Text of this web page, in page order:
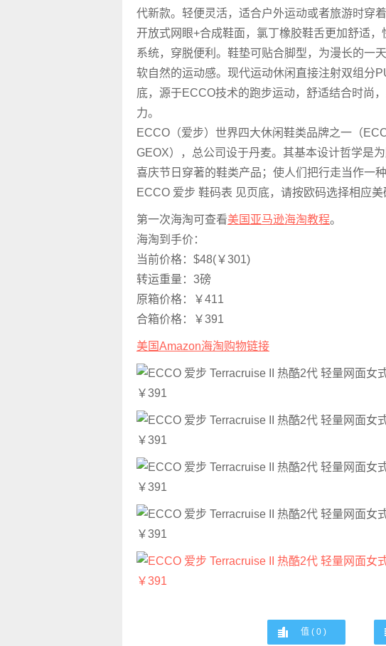
代新款。轻便灵活，适合户外运动或者旅游时穿
开放式网眼+合成鞋面，氯丁橡胶鞋舌更加舒适，
系统，穿脱便利。鞋垫可贴合脚型，为漫长的一
软自然的运动感。现代运动休闲直接注射双组分
底，源于ECCO技术的跑步运动，舒适结合时尚
力。
ECCO（爱步）世界四大休闲鞋类品牌之一（
GEOX），总公司设于丹麦。其基本设计哲学是
喜庆节日穿著的鞋类产品；使人们把行走当作一种
ECCO 爱步 鞋码表 见页底，请按欧码选择相应美
第一次海淘可查看美国亚马逊海淘教程。
海淘到手价：
当前价格：$48(￥301)
转运重量：3磅
原箱价格：￥411
合箱价格：￥391
美国Amazon海淘购物链接
值 ( 0 )